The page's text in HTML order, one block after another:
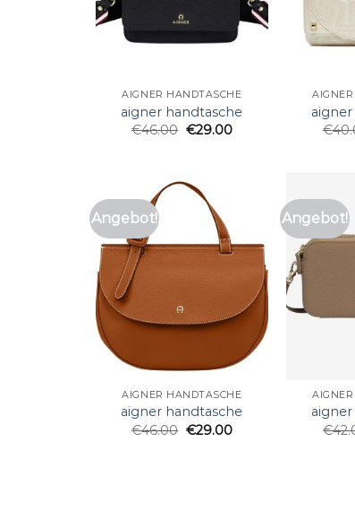
AIGNER HANDTASCHE
aigner handtasche
€46.00 €29.00
€
Angebot!
AIGNER HANDTASCHE
aigner handtasche
€46.00 €29.00
Angebot!
€